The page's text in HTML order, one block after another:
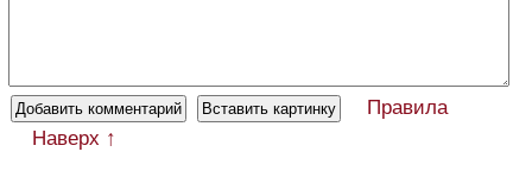
Правила
Наверх ↑